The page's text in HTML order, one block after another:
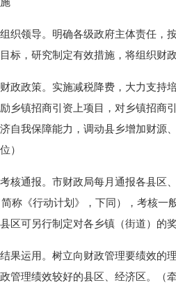
领导。明确各级政府主体责任，按
标，研究制定有效措施，将组织财
政策。实施减税降费，大力支持培
乡镇招商引资上项目，对乡镇招商
自我保障能力，调动县乡增加财源
）
通报。市财政局每月通报各县区、
称《行动计划》，下同），考核一
区可另行制定对各乡镇（街道）的
运用。树立向财政管理要绩效的理
管理绩效较好的县区、经济区。（